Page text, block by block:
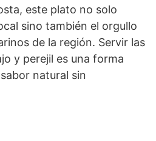
este plato no solo
sino también el orgullo
de la región. Servir las
y perejil es una forma
natural sin